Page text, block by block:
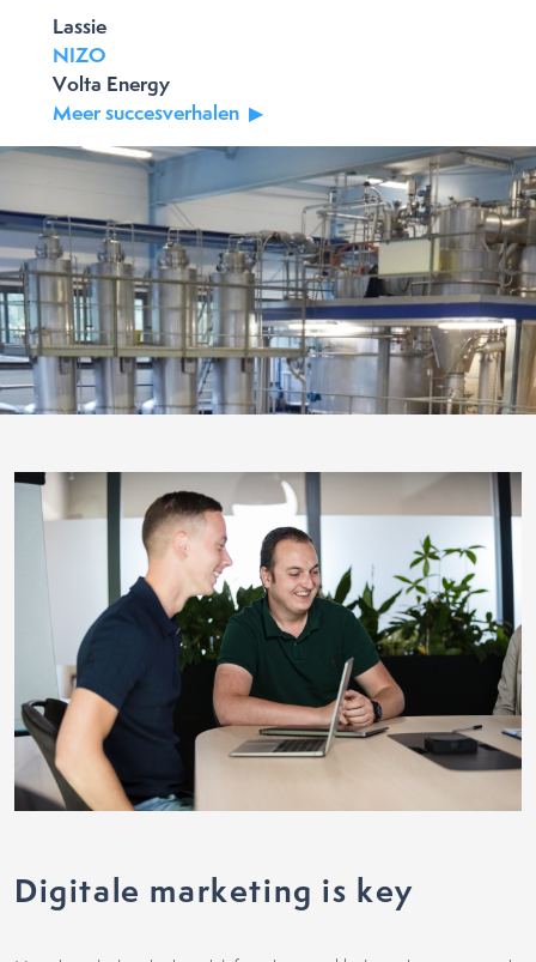
Lassie
NIZO
Volta Energy
Meer succesverhalen
Digitale marketing is key